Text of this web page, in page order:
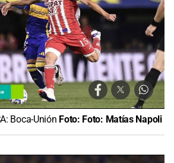
Boca-Unión Foto: Foto: Matías Napoli